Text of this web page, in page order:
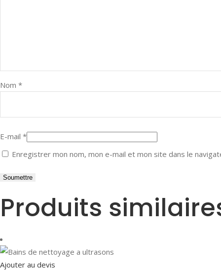
Nom *
E-mail *
Enregistrer mon nom, mon e-mail et mon site dans le
Produits
Ajouter au devis